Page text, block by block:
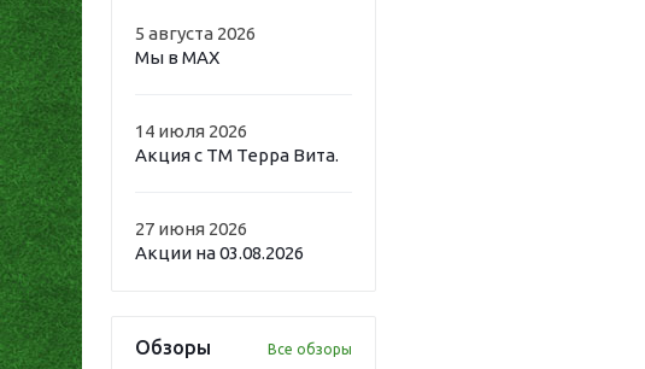
5 августа 2026
Мы в MAX
14 июля 2026
Акция с ТМ Терра Вита.
27 июня 2026
Акции на 03.08.2026
Обзоры Все обзоры